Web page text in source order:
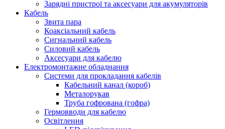
Зарядні пристрої та аксесуари для акумуляторів
Кабель
Звита пара
Коаксіальний кабель
Сигнальний кабель
Силовий кабель
Аксесуари для кабелю
Електромонтажне обладнання
Системи для прокладання кабелів
Кабельний канал (короб)
Металорукав
Труба гофрована (гофра)
Гермовводи для кабелю
Освітлення